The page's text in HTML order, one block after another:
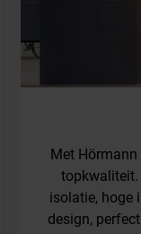
Met
topkwaliteit.
isolatie, hoge
design,